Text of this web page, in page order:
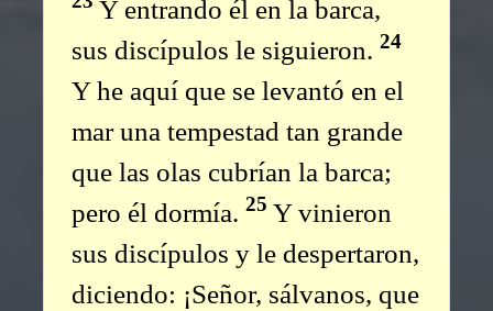
Y entrando él en la barca,
sus discípulos le siguieron. 24
Y he aquí que se levantó en el
mar una tempestad tan grande
que las olas cubrían la barca;
pero él dormía. 25 Y vinieron
sus discípulos y le despertaron,
diciendo: ¡Señor, sálvanos, que